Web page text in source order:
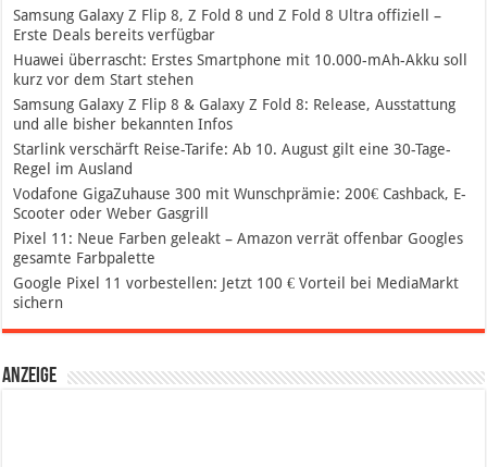
Samsung Galaxy Z Flip 8, Z Fold 8 und Z Fold 8 Ultra offiziell –
Erste Deals bereits verfügbar
Huawei überrascht: Erstes Smartphone mit 10.000-mAh-Akku soll
kurz vor dem Start stehen
Samsung Galaxy Z Flip 8 & Galaxy Z Fold 8: Release, Ausstattung
und alle bisher bekannten Infos
Starlink verschärft Reise-Tarife: Ab 10. August gilt eine 30-Tage-
Regel im Ausland
Vodafone GigaZuhause 300 mit Wunschprämie: 200€ Cashback, E-
Scooter oder Weber Gasgrill
Pixel 11: Neue Farben geleakt – Amazon verrät offenbar Googles
gesamte Farbpalette
Google Pixel 11 vorbestellen: Jetzt 100 € Vorteil bei MediaMarkt
sichern
Anzeige